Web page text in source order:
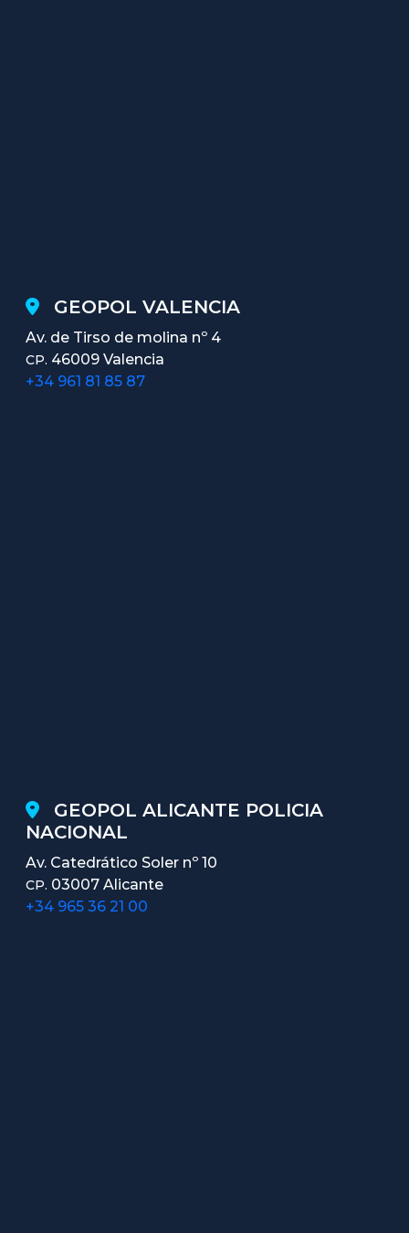
GEOPOL VALENCIA
Av. de Tirso de molina nº 4
CP. 46009 Valencia
+34 961 81 85 87
GEOPOL ALICANTE POLICIA
NACIONAL
Av. Catedrático Soler nº 10
CP. 03007 Alicante
+34 965 36 21 00